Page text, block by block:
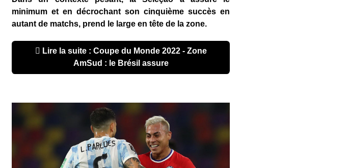
minimum et en décrochant son cinquième succès en
autant de matchs, prend le large en tête de la zone.
AmSud : le Brésil assure